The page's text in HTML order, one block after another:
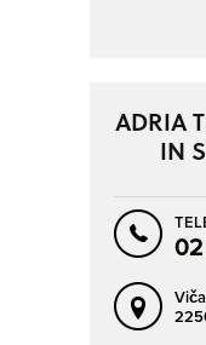
ADRIA
IN